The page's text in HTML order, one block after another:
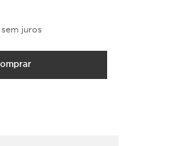
sem juros